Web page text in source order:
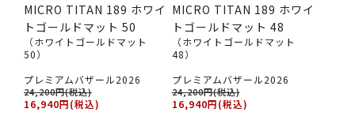
MICRO TITAN 189 ホワイ
トゴールドマット 50
（ホワイトゴールドマット
50）
プレミアムバザール2026
24,200円(税込)
16,940円(税込)
MICRO TITAN 189 ホワイ
トゴールドマット 48
（ホワイトゴールドマット
48）
プレミアムバザール2026
24,200円(税込)
16,940円(税込)